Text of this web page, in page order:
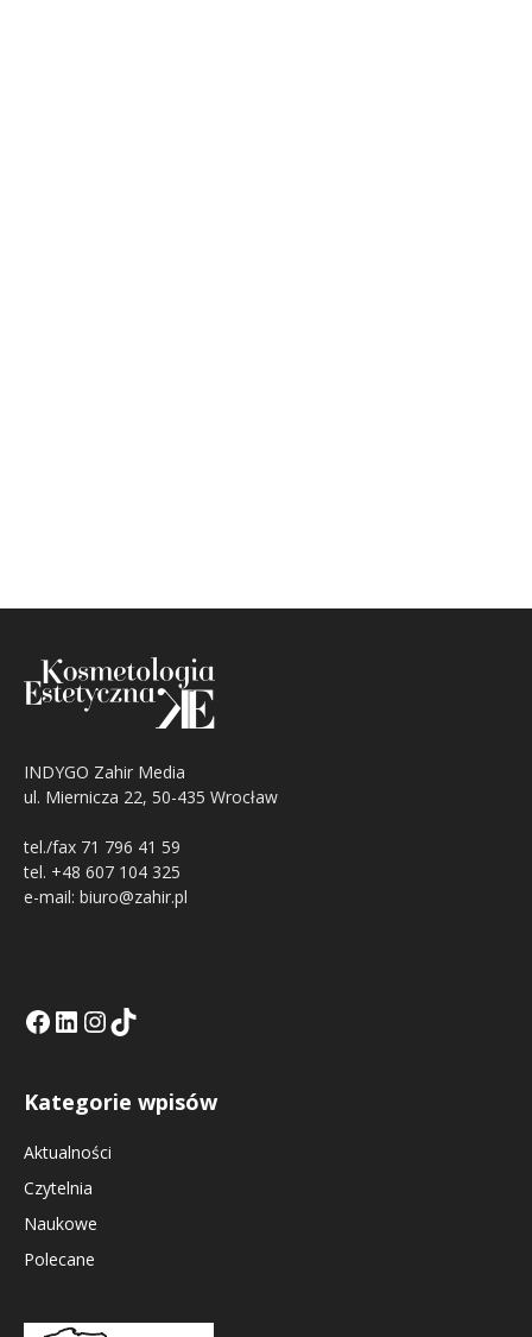
INDYGO Zahir Media
ul. Miernicza 22, 50-435 Wrocław
tel./fax 71 796 41 59
tel. +48 607 104 325
e-mail: biuro@zahir.pl
Facebook
LinkedIn
Tik Tok KEInstagramm KE
Kategorie wpisów
Aktualności
Czytelnia
Naukowe
Polecane